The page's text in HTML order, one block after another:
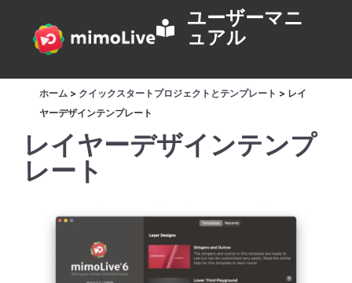
ユーザーマニ
ュアル
ホーム > クイックスタートプロジェクトとテンプレート > レイ
ヤーデザインテンプレート
レイヤーデザインテンプ
レート